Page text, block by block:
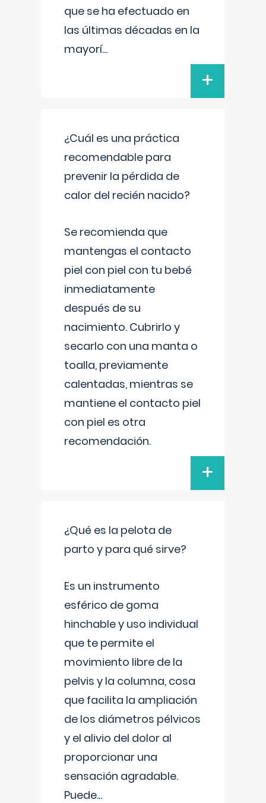
que se ha efectuado en
las últimas décadas en la
mayorí...
+
¿Cuál es una práctica
recomendable para
prevenir la pérdida de
calor del recién nacido?
Se recomienda que
mantengas el contacto
piel con piel con tu bebé
inmediatamente
después de su
nacimiento. Cubrirlo y
secarlo con una manta o
toalla, previamente
calentadas, mientras se
mantiene el contacto piel
con piel es otra
recomendación.
+
¿Qué es la pelota de
parto y para qué sirve?
Es un instrumento
esférico de goma
hinchable y uso individual
que te permite el
movimiento libre de la
pelvis y la columna, cosa
que facilita la ampliación
de los diámetros pélvicos
y el alivio del dolor al
proporcionar una
sensación agradable.
Puede...